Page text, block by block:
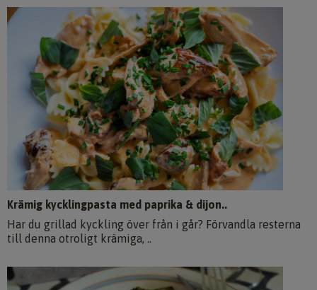
Krämig kycklingpasta med paprika & dijon..
Har du grillad kyckling över från i går? Förvandla resterna
till denna otroligt krämiga, ..